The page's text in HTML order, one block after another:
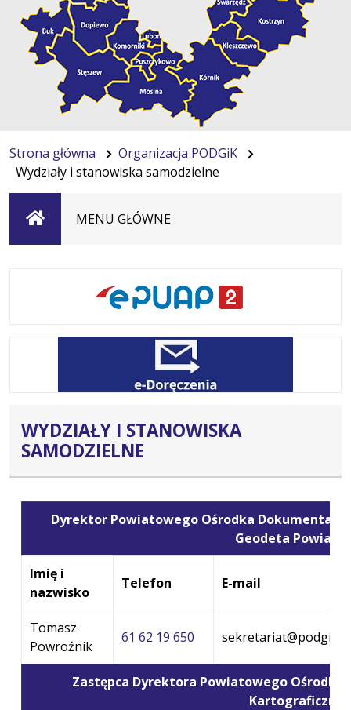
Strona główna
Organizacja PODGiK
Wydziały i stanowiska samodzielne
StronaMENU GŁÓWNE
WYDZIAŁY I STANOWISKA
SAMODZIELNE
Dyrektor Powiatowego Ośrodka
Geodeta
Imię i
nazwisko
Telefon E-mail
Tomasz
Powroźnik
61 62 19 650
Zastępca Dyrektora Powiatowego
Kartograficznej